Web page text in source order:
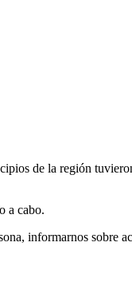
de la región
a cabo.
informarnos sobre